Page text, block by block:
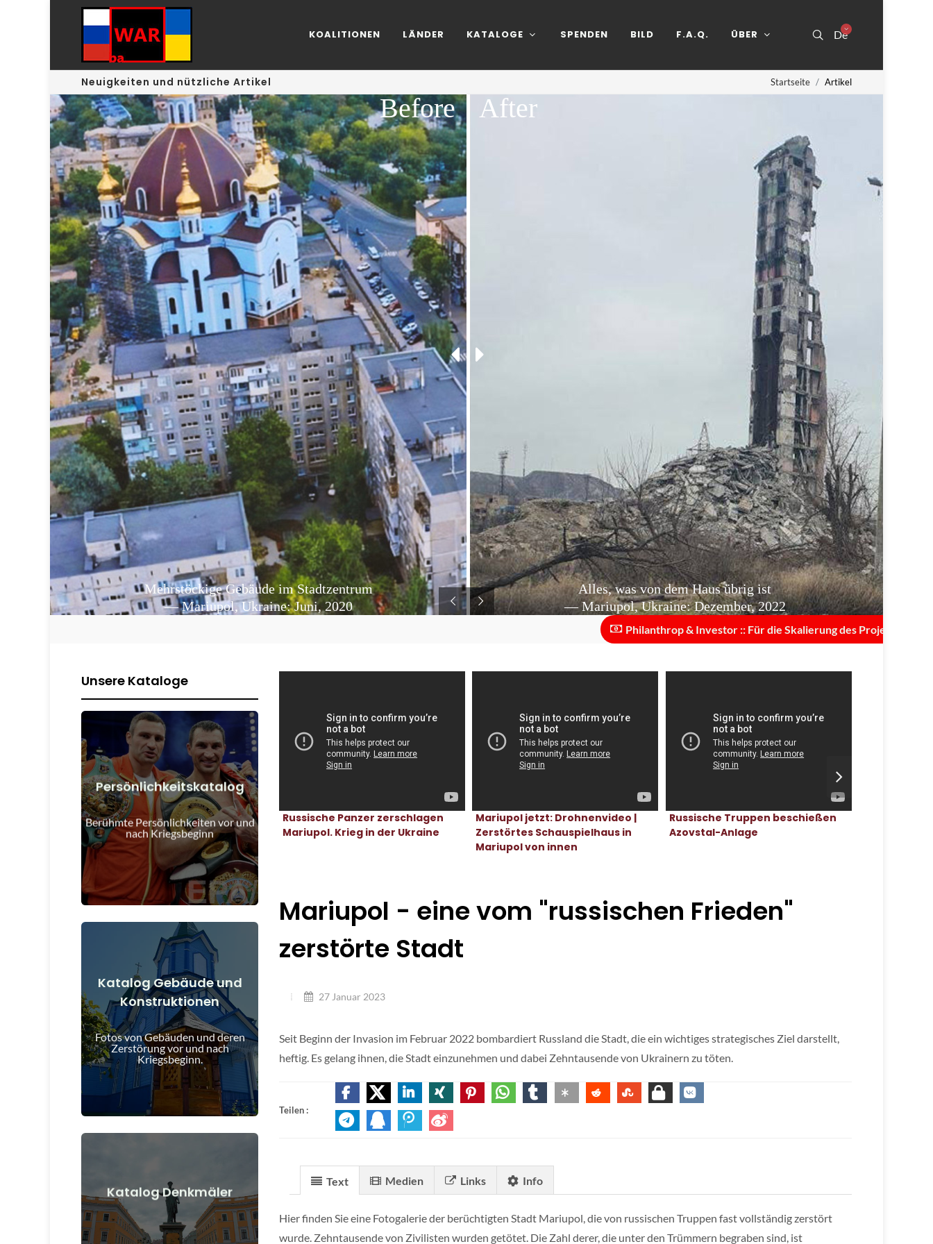
De
KOALITIONEN LÄNDER KATALOGE SPENDEN BILD F.A.Q. ÜBER
Neuigkeiten und nützliche Artikel Startseite Artikel
Alles, was von dem Haus übrig ist
— Mariupol, Ukraine: Dezember, 2022
After
Mehrstöckige Gebäude im Stadtzentrum
— Mariupol, Ukraine: Juni, 2020
Before
Philanthrop & Investor :: Für die Skalierung des Projekts sind
Unsere Kataloge
Persönlichkeitskatalog
Berühmte Persönlichkeiten vor und
nach Kriegsbeginn
Menschen vor und nach
Kriegsbeginn
Details anzeigen
Katalog Gebäude und
Konstruktionen
Fotos von Gebäuden und deren
Zerstörung vor und nach
Kriegsbeginn.
Gebäude, Bauwerke, Objekte vor
und nach Kriegsbeginn
Details anzeigen
Katalog Denkmäler
Denkmäler, Kunstwerke vor und
nach Kriegsbeginn
Details anzeigen
Russische Panzer zerschlagen
Mariupol. Krieg in der Ukraine
Mariupol jetzt: Drohnenvideo |
Zerstörtes Schauspielhaus in
Mariupol von innen
Russische Truppen beschießen
Azovstal-Anlage
Mariupol - eine vom "russischen Frieden"
zerstörte Stadt
27 Januar 2023
Seit Beginn der Invasion im Februar 2022 bombardiert Russland die Stadt, die ein wichtiges strategisches Ziel darstellt,
heftig. Es gelang ihnen, die Stadt einzunehmen und dabei Zehntausende von Ukrainern zu töten.
Teilen :
Text Medien Links Info
Hier finden Sie eine Fotogalerie der berüchtigten Stadt Mariupol, die von russischen Truppen fast vollständig zerstört
wurde. Zehntausende von Zivilisten wurden getötet. Die Zahl derer, die unter den Trümmern begraben sind, ist